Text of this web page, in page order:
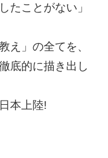
たことがない」
え」の全てを、
底的に描き出し
本上陸!